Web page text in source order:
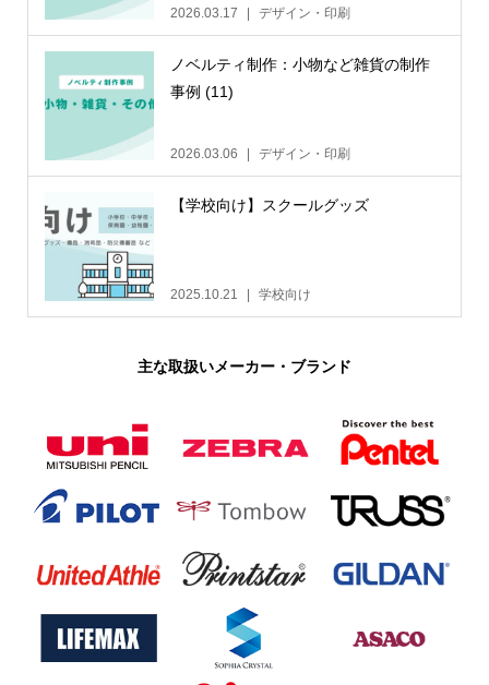
2026.03.17 デザイン・印刷
ノベルティ制作：小物など雑貨の制作
事例 (11)
2026.03.06 デザイン・印刷
【学校向け】スクールグッズ
2025.10.21 学校向け
主な取扱いメーカー・ブランド